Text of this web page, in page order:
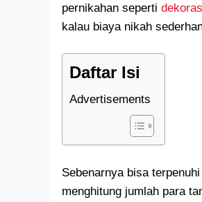
pernikahan seperti
kalau biaya nikah
Daftar Isi
Advertisements
Sebenarnya bisa
menghitung jumlah para